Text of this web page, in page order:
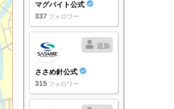
マグバイト公式
337 フォロワー
追加
ささめ針公式
315 フォロワー